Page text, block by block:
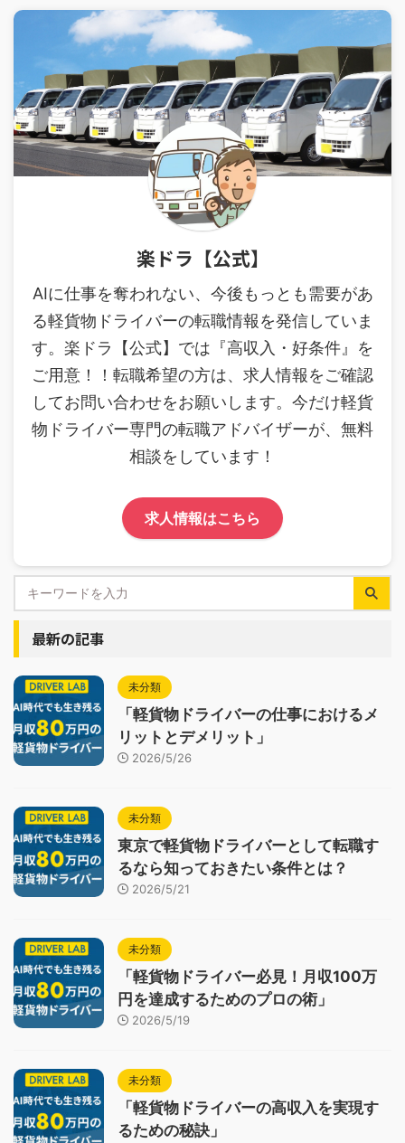
楽ドラ【公式】
AIに仕事を奪われない、今後もっとも需要があ
る軽貨物ドライバーの転職情報を発信していま
す。楽ドラ【公式】では『高収入・好条件』を
ご用意！！転職希望の方は、求人情報をご確認
してお問い合わせをお願いします。今だけ軽貨
物ドライバー専門の転職アドバイザーが、無料
相談をしています！
求人情報はこちら
最新の記事
未分類
「軽貨物ドライバーの仕事におけるメ
リットとデメリット」
2026/5/26
未分類
東京で軽貨物ドライバーとして転職す
るなら知っておきたい条件とは？
2026/5/21
未分類
「軽貨物ドライバー必見！月収100万
円を達成するためのプロの術」
2026/5/19
未分類
「軽貨物ドライバーの高収入を実現す
るための秘訣」